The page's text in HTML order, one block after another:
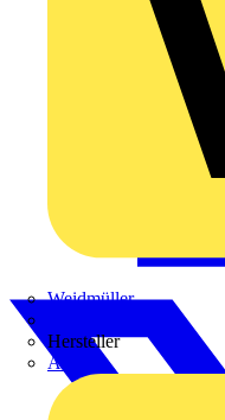
Weidmüller
Hersteller
ABB